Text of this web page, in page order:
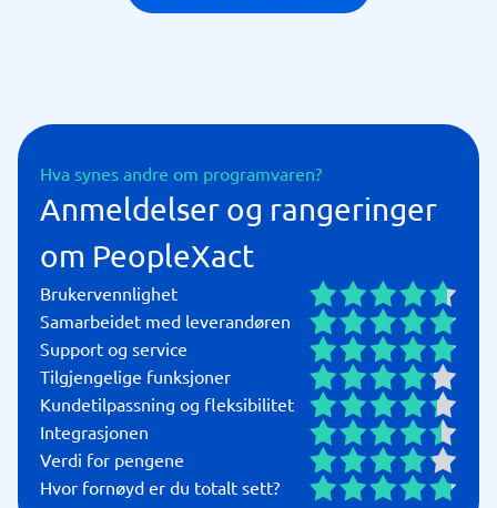
Hva synes andre om programvaren?
Anmeldelser og rangeringer
om PeopleXact
Brukervennlighet
Samarbeidet med leverandøren
Support og service
Tilgjengelige funksjoner
Kundetilpassning og fleksibilitet
Integrasjonen
Verdi for pengene
Hvor fornøyd er du totalt sett?